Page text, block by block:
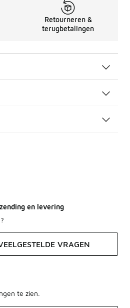
Retourneren &
terugbetalingen
en levering
VRAGEN
te zien.